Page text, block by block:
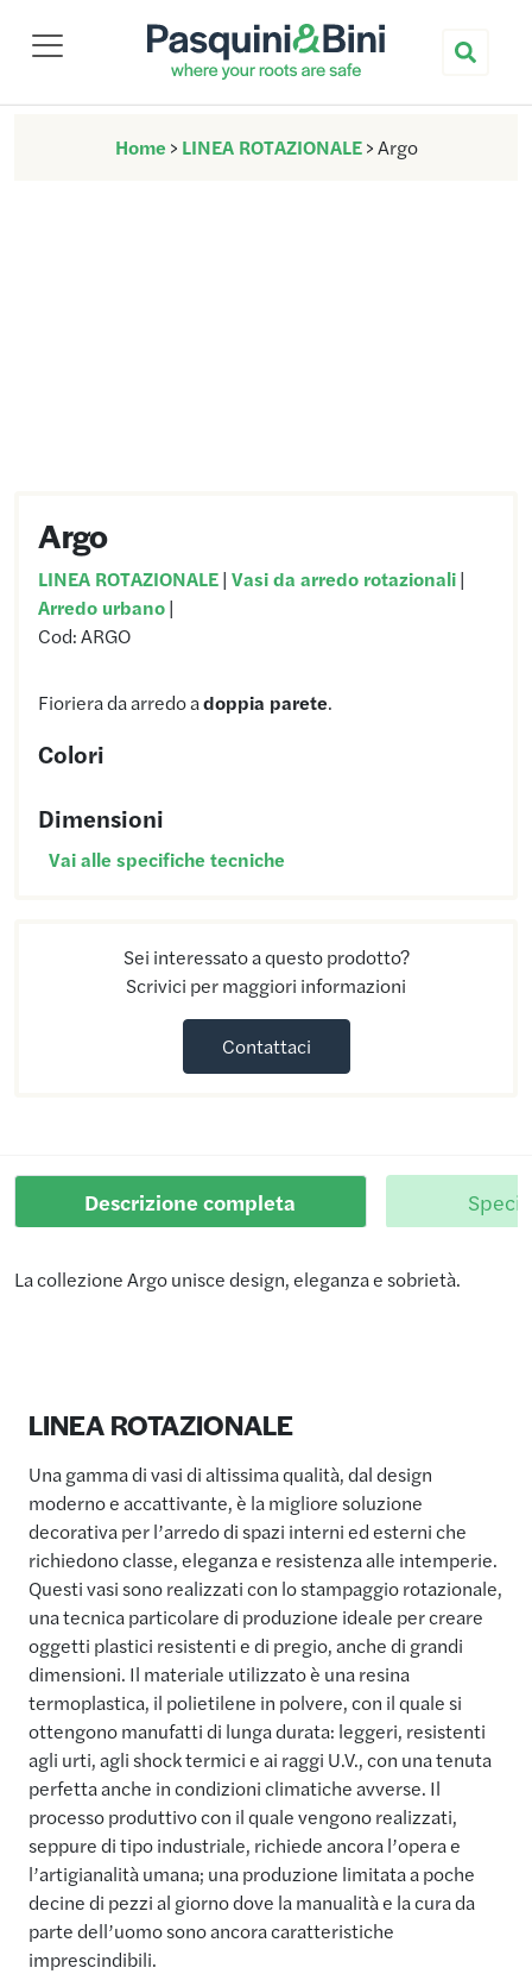
Nuova Pasquini & Bini
Home > LINEA ROTAZIONALE>Argo
Argo
LINEA ROTAZIONALE| Vasi da arredo rotazionali|
Arredo urbano|
Cod:ARGO
Fioriera da arredo adoppia parete.
Colori
Dimensioni
Vai alle specifiche tecniche
Sei interessato a questo prodotto?
Scrivici per maggiori informazioni
Contattaci
Descrizione completa
La collezione Argo unisce design, eleganza e sobrietà.
LINEA ROTAZIONALE
Una gamma di vasi di altissima qualità, dal design
moderno e accattivante, è la migliore soluzione
decorativa per l’arredo di spazi interni ed esterni che
richiedono classe, eleganza e resistenza alle intemperie.
Questi vasi sono realizzati con lo stampaggio rotazionale,
una tecnica particolare di produzione ideale per creare
oggetti plastici resistenti e di pregio, anche di grandi
dimensioni. Il materiale utilizzato è una resina
termoplastica, il polietilene in polvere, con il quale si
ottengono manufatti di lunga durata: leggeri, resistenti
agli urti, agli shock termici e ai raggi U.V., con una tenuta
perfetta anche in condizioni climatiche avverse. Il
processo produttivo con il quale vengono realizzati,
seppure di tipo industriale, richiede ancora l’opera e
l’artigianalità umana; una produzione limitata a poche
decine di pezzi al giorno dove la manualità e la cura da
parte dell’uomo sono ancora caratteristiche
imprescindibili.